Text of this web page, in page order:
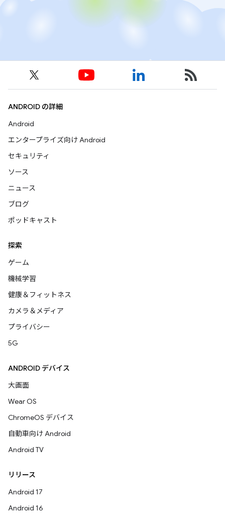
ANDROID の詳細
Android
エンタープライズ向け Android
セキュリティ
ソース
ニュース
ブログ
ポッドキャスト
探索
ゲーム
機械学習
健康＆フィットネス
カメラ＆メディア
プライバシー
5G
ANDROID デバイス
大画面
Wear OS
ChromeOS デバイス
自動車向け Android
Android TV
リリース
Android 17
Android 16